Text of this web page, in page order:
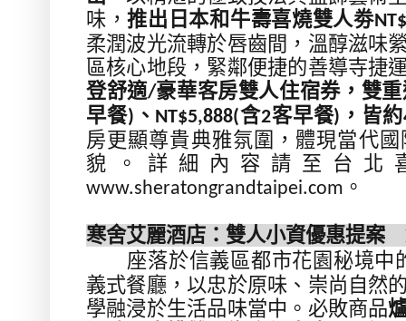
味，推出日本和牛壽喜燒雙人劵
柔潤波光流轉於唇齒間，溫醇滋味
區核心地段，緊鄰便捷的善導寺捷
登舒適/豪華客房雙人住宿券，雙
早餐) 、 NT$5,888(含2客早餐) ，皆約
房更顯尊貴典雅氛圍，體現當代
貌。詳細內容請至台北
www.sheratongrandtaipei.com 。
寒舍艾麗酒店：雙人小資優惠提案
座落於信義區都市花園秘境中
義式餐廳，以忠於原味、崇尚自然
學融浸於生活品味當中。必敗商品